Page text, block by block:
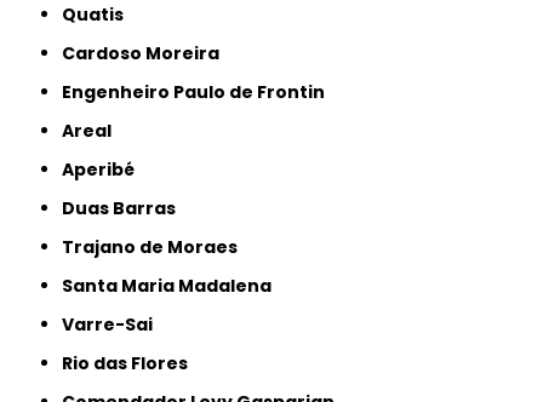
Quatis
Cardoso Moreira
Engenheiro Paulo de Frontin
Areal
Aperibé
Duas Barras
Trajano de Moraes
Santa Maria Madalena
Varre-Sai
Rio das Flores